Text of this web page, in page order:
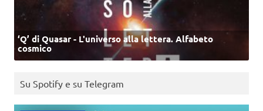
‘Q’ di Quasar - L'universo alla lettera. Alfabeto
cosmico
Su Spotify e su Telegram